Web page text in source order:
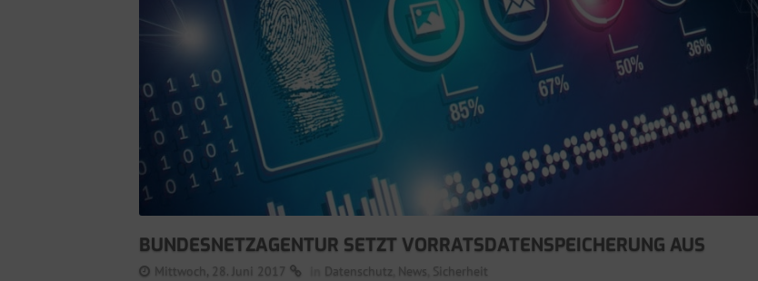
BUNDESNETZAGENTUR SETZT VORRATSDATENSPEICHERUNG AUS
Mittwoch, 28. Juni 2017 Datenschutz News Sicherheit